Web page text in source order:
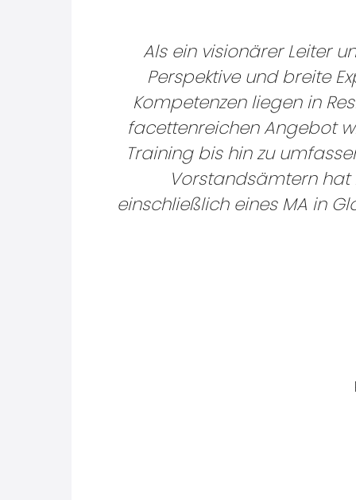
Als ein visionärer Leiter
Perspektive und breite
Kompetenzen liegen in
facettenreichen Angebot
Training bis hin zu
Vorstandsämtern hat
einschließlich eines MA in